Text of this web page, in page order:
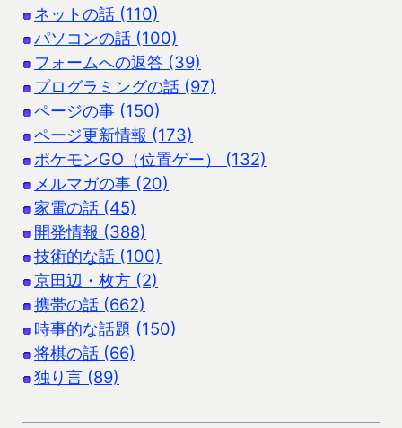
ネットの話 (110)
パソコンの話 (100)
フォームへの返答 (39)
プログラミングの話 (97)
ページの事 (150)
ページ更新情報 (173)
ポケモンGO（位置ゲー） (132)
メルマガの事 (20)
家電の話 (45)
開発情報 (388)
技術的な話 (100)
京田辺・枚方 (2)
携帯の話 (662)
時事的な話題 (150)
将棋の話 (66)
独り言 (89)